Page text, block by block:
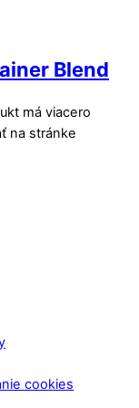
Blend
má viacero
na stránke
cookies